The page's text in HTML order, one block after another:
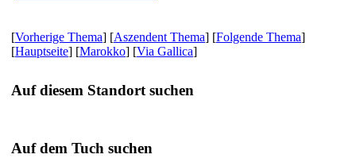
[Vorherige Thema] [Aszendent Thema] [Folgende Thema]
[Hauptseite] [Marokko] [Via Gallica]
Auf diesem Standort suchen
Auf dem Tuch suchen